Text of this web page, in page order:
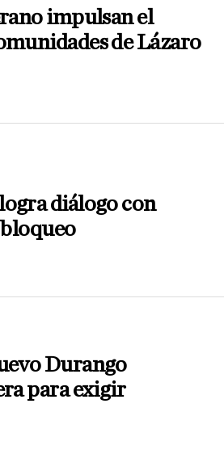
impulsan el
de Lázaro
diálogo con
Durango
para exigir